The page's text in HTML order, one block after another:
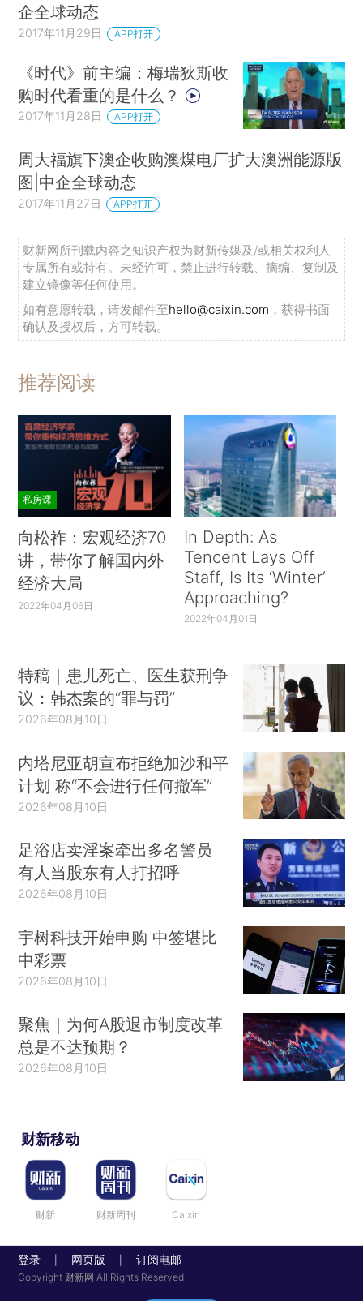
企全球动态
2017年11月29日 APP打开
《时代》前主编：梅瑞狄斯收
购时代看重的是什么？
2017年11月28日 APP打开
周大福旗下澳企收购澳煤电厂扩大澳洲能源版
图|中企全球动态
2017年11月27日 APP打开
财新网所刊载内容之知识产权为财新传媒及/或相关权利人
专属所有或持有。未经许可，禁止进行转载、摘编、复制及
建立镜像等任何使用。
如有意愿转载，请发邮件至hello@caixin.com ，获得书面
确认及授权后，方可转载。
推荐阅读
私房课
向松祚：宏观经济70
讲，带你了解国内外
经济大局
2022年04月06日
In Depth: As
Tencent Lays Off
Staff, Is Its ‘Winter’
Approaching?
2022年04月01日
特稿｜患儿死亡、医生获刑争
议：韩杰案的“罪与罚”
2026年08月10日
内塔尼亚胡宣布拒绝加沙和平
计划 称“不会进行任何撤军”
2026年08月10日
足浴店卖淫案牵出多名警员
有人当股东有人打招呼
2026年08月10日
宇树科技开始申购 中签堪比
中彩票
2026年08月10日
聚焦｜为何A股退市制度改革
总是不达预期？
2026年08月10日
财新移动
财新 财新周刊 Caixin
登录 网页版 订阅电邮
Copyright 财新网 All Rights Reserved